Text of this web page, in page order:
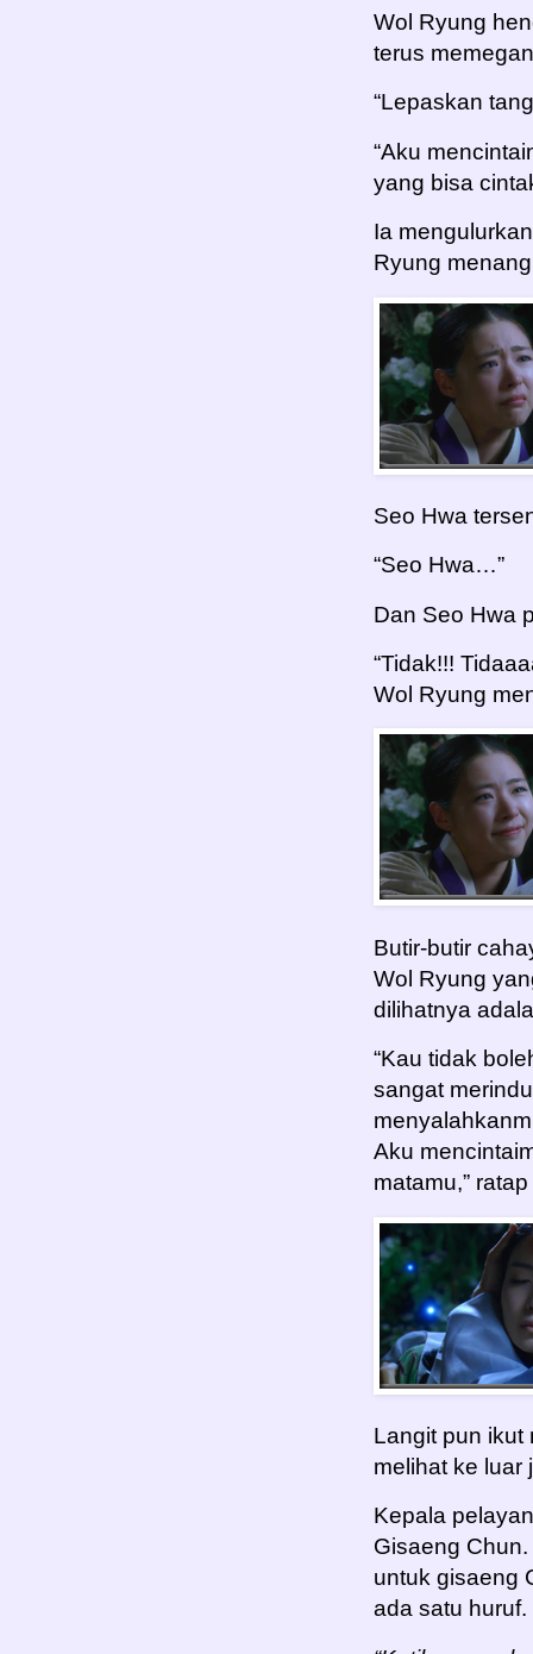
Wol Ryung
terus
“Lepaskan
“Aku
yang bisa
Ia
Ryung
Seo Hwa
“Seo Hwa…”
Dan Seo Hwa
“Tidak!!!
Wol Ryung
Butir-butir
Wol Ryung
dilihatnya
“Kau tidak
sangat
Aku
matamu,”
Langit pun ikut
melihat ke luar
Kepala
Gisaeng
untuk gisaeng
ada satu huruf.